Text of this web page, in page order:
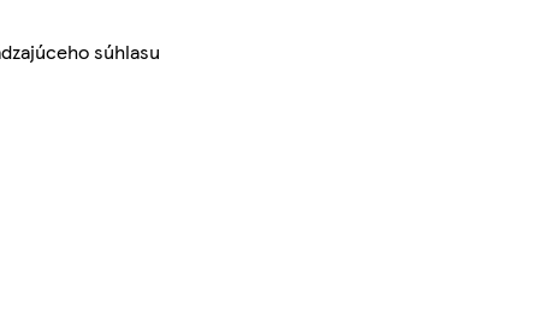
súhlasu